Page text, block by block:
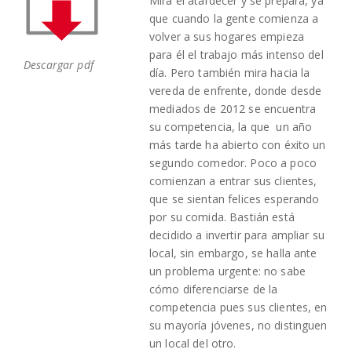
Descargar pdf
que cuando la gente comienza a
volver a sus hogares empieza
para él el trabajo más intenso del
día. Pero también mira hacia la
vereda de enfrente, donde desde
mediados de 2012 se encuentra
su competencia, la que un año
más tarde ha abierto con éxito un
segundo comedor. Poco a poco
comienzan a entrar sus clientes,
que se sientan felices esperando
por su comida. Bastián está
decidido a invertir para ampliar su
local, sin embargo, se halla ante
un problema urgente: no sabe
cómo diferenciarse de la
competencia pues sus clientes, en
su mayoría jóvenes, no distinguen
un local del otro.